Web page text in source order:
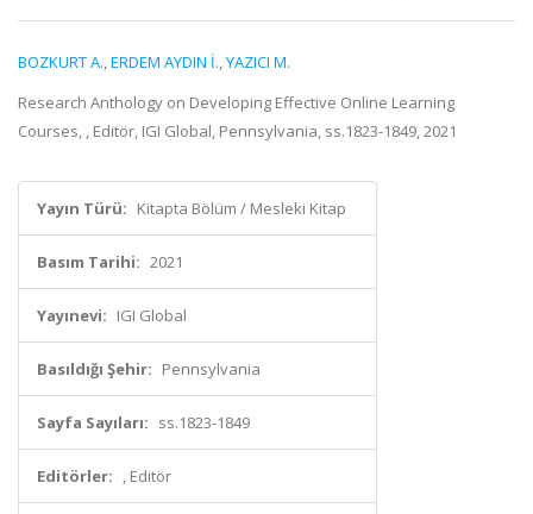
BOZKURT A.,ERDEM AYDIN İ.,YAZICI M.
Research Anthology on Developing Effective Online Learning
Courses, , Editör, IGI Global, Pennsylvania, ss.1823-1849, 2021
Yayın Türü: Kitapta Bölüm / Mesleki Kitap
Basım Tarihi: 2021
Yayınevi: IGI Global
Basıldığı Şehir: Pennsylvania
Sayfa Sayıları: ss.1823-1849
Editörler: , Editör